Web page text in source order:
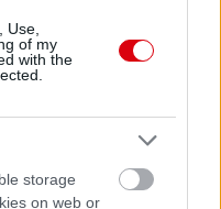
Use,
of my
with the
storage
on web or